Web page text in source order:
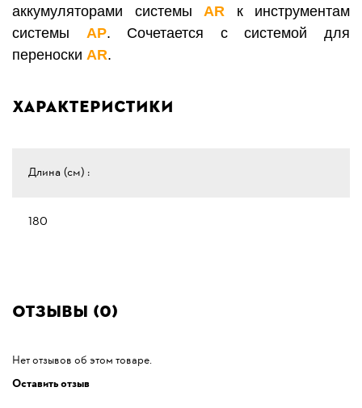
аккумуляторами системы AR к инструментам
системы АР. Сочетается с системой для
переноски AR.
Характеристики
Длина (см) :
180
Отзывы (0)
Нет отзывов об этом товаре.
Оставить отзыв